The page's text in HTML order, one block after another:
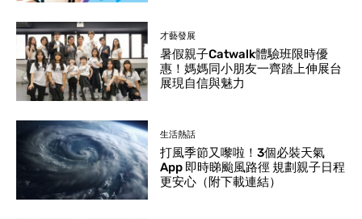
才藝發展
暑假親子Catwalk體驗班限時優
惠！媽媽同小朋友一齊踏上伸展台
展現自信與魅力
生活熱話
打風季節又嚟啦！3個必裝天氣
App 即時睇颱風路徑 規劃親子日程
更安心（附下載連結）